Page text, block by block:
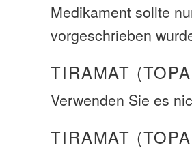
Medikament sollte
vorgeschrieben
TIRAMAT
Verwenden Sie es
TIRAMAT